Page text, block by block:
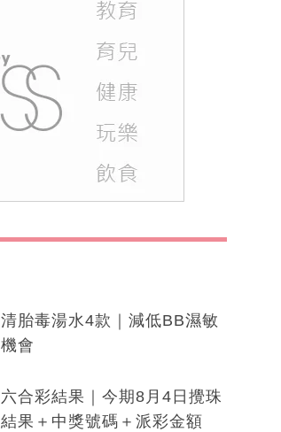
清胎毒湯水4款｜減低BB濕敏
機會
六合彩結果｜今期8月4日攪珠
結果＋中獎號碼＋派彩金額